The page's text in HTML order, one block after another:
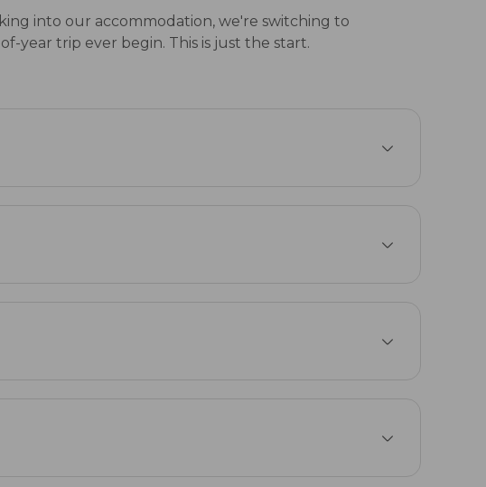
into our accommodation, we're switching to
year trip ever begin. This is just the start.